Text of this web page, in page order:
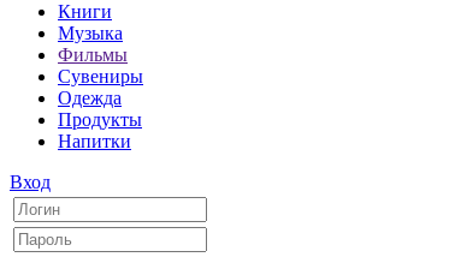
Книги
Музыка
Фильмы
Сувениры
Одежда
Продукты
Напитки
Вход